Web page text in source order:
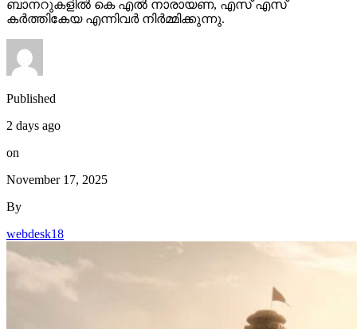
ബാനറുകളിൽ കെ എൽ നാരായണ, എസ് എസ്
കർത്തികേയ എന്നിവർ നിർമ്മിക്കുന്നു.
Published
2 days ago
on
November 17, 2025
By
webdesk18